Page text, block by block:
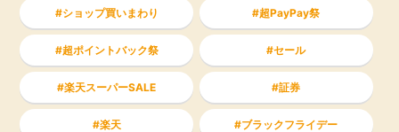
ショップ買いまわり 超PayPay祭
超ポイントバック祭 セール
楽天スーパーSALE 証券
楽天 ブラックフライデー